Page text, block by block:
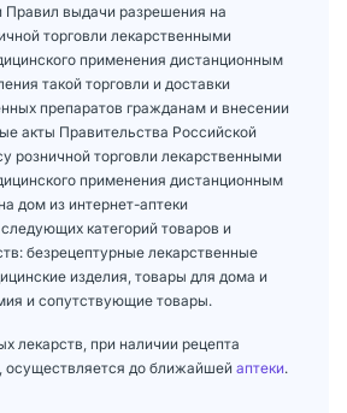
выдачи разрешения на
торговли лекарственными
применения дистанционным
такой торговли и доставки
препаратов гражданам и внесении
акты Правительства Российской
розничной торговли лекарственными
применения дистанционным
дом из интернет-аптеки
категорий товаров и
безрецептурные лекарственные
изделия, товары для дома и
и сопутствующие товары.
лекарств, при наличии рецепта
осуществляется до ближайшей аптеки.